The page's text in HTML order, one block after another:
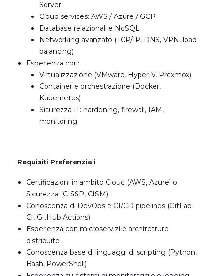
Server
Cloud services: AWS / Azure / GCP
Database relazionali e NoSQL
Networking avanzato (TCP/IP, DNS, VPN, load
balancing)
Esperienza con:
Virtualizzazione (VMware, Hyper-V, Proxmox)
Container e orchestrazione (Docker,
Kubernetes)
Sicurezza IT: hardening, firewall, IAM,
monitoring
Requisiti Preferenziali
Certificazioni in ambito Cloud (AWS, Azure) o
Sicurezza (CISSP, CISM)
Conoscenza di DevOps e CI/CD pipelines (GitLab
CI, GitHub Actions)
Esperienza con microservizi e architetture
distribuite
Conoscenza base di linguaggi di scripting (Python,
Bash, PowerShell)